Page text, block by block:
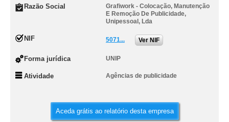
Razão Social
Grafiwork - Colocação, Manutenção
E Remoção De Publicidade,
Unipessoal, Lda
NIF 5071... Ver NIF
Forma jurídica UNIP
Atividade Agências de publicidade
Aceda grátis ao relatório desta empresa